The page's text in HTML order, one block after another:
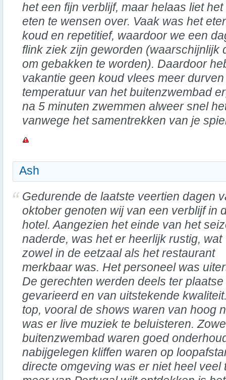
het een fijn verblijf, maar helaas liet het
eten te wensen over. Vaak was het
koud en repetitief, waardoor we een
flink ziek zijn geworden (waarschijnlijk
om gebakken te worden). Daardoor
vakantie geen koud vlees meer
temperatuur van het buitenzwembad
na 5 minuten zwemmen alweer snel
vanwege het samentrekken van je
Ash
Gedurende de laatste veertien dagen
oktober genoten wij van een verblijf in
hotel. Aangezien het einde van het
naderde, was het er heerlijk rustig, wat
zowel in de eetzaal als het restaurant
merkbaar was. Het personeel was
De gerechten werden deels ter
gevarieerd en van uitstekende
top, vooral de shows waren van hoog
was er live muziek te beluisteren.
buitenzwembad waren goed
nabijgelegen kliffen waren op
directe omgeving was er niet heel veel